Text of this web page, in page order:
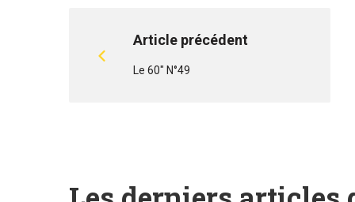
Article précédent
Le 60" N°49